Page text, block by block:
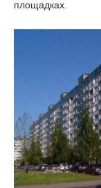
площадках.